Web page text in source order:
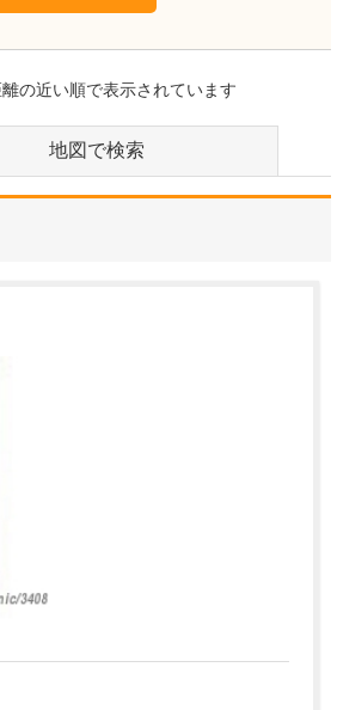
の近い順で表示されています
地図で検索
都新宿区
ビルクリニック
日々の診療で心がけていることを教えてくださ
さんの体の健康だけ
いる私の原点です。